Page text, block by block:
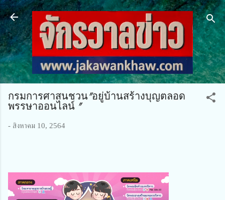
ข้ามไปที่เนื้อหาหลัก
กรมการศาสนชวน"อยู่บ้านสร้างบุญตลอด
พรรษาออนไลน์ "
- สิงหาคม 10, 2564